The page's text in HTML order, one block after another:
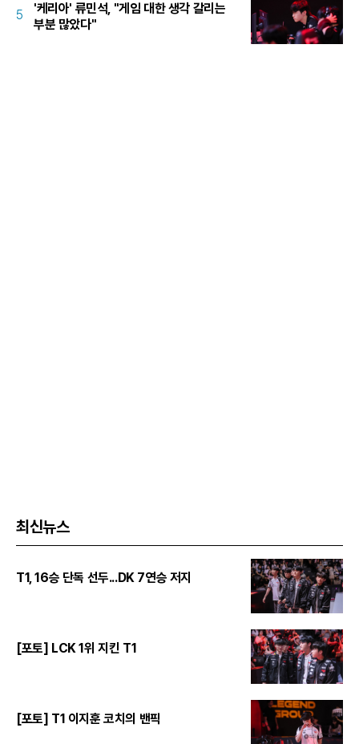
5
'케리아' 류민석, "게임 대한 생각 갈리는
부분 많았다"
최신뉴스
T1, 16승 단독 선두...DK 7연승 저지
[포토] LCK 1위 지킨 T1
[포토] T1 이지훈 코치의 밴픽